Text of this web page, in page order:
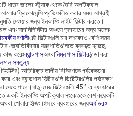
ধাতব জালের স্ট্যাক থেকে তৈরি অপটিক্যাল
ফ্রিকোয়েন্সি প্রতিফলিত করার সময় আগ্রহী
দেওয়ার জন্য ইনকামিং লাইট ফিল্টার করতে।
এবং সাবমিলিমিটার অঞ্চলে ব্যবহারের জন্য অনেক
বর্ণালীএই ফিল্টারগুলি চার দশকেরও বেশি সময়
জ্যোতির্বিদ্যার যন্ত্রপাতিগুলিতে ব্যবহৃত হয়েছে,
কাজ করেঃব্যান্ডপাসঅথবানিম্ন পাস ফিল্টারঠান্ডা করা
সমতুল্য
অতিরিক্ত তাপীয় বিকিরণকে পর্যবেক্ষণের
এবং ব্যান্ডপাস ফিল্টারগুলি ডিটেক্টরগুলির পর্যবেক্ষণ
যেতে পারে।ধাতু-মেজ ফিল্টারগুলি 45 ° এ ব্যবহারের
একটি ইনকামিং অপটিক্যাল সংকেতকে বেশ কয়েকটি
পোলারাইজিং হিসাবে ব্যবহারের জন্যঅর্ধ তরঙ্গ